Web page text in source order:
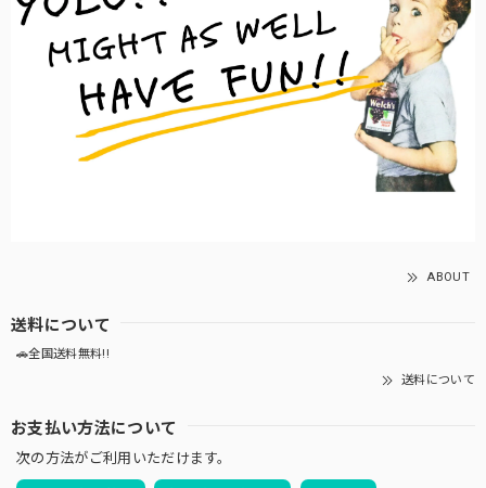
ABOUT
送料について
🚗全国送料無料!!
送料について
お支払い方法について
次の方法がご利用いただけます。